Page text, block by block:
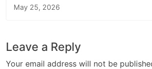
May 25, 2026
Leave a Reply
Your email address will not be